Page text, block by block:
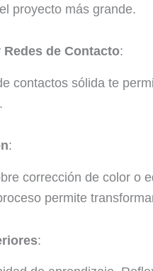
proyecto más grande.
de Contacto:
contactos sólida te
:
corrección de color o
permite
: